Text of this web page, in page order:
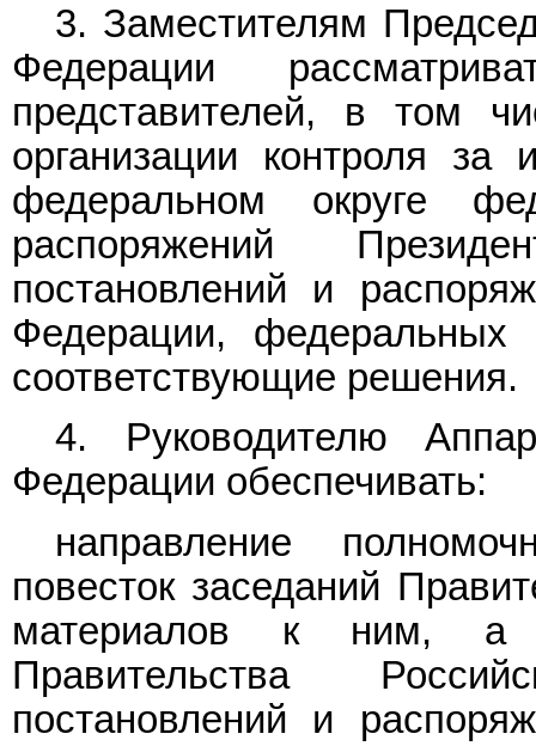
3. Заместителям
Федерации
представителей, в том
организации контроля за
федеральном округе
распоряжений
постановлений и
Федерации,
соответствующие решения.
4. Руководителю
Федерации обеспечивать:
направление
повесток заседаний
материалов к ним, а
Правительства
постановлений и